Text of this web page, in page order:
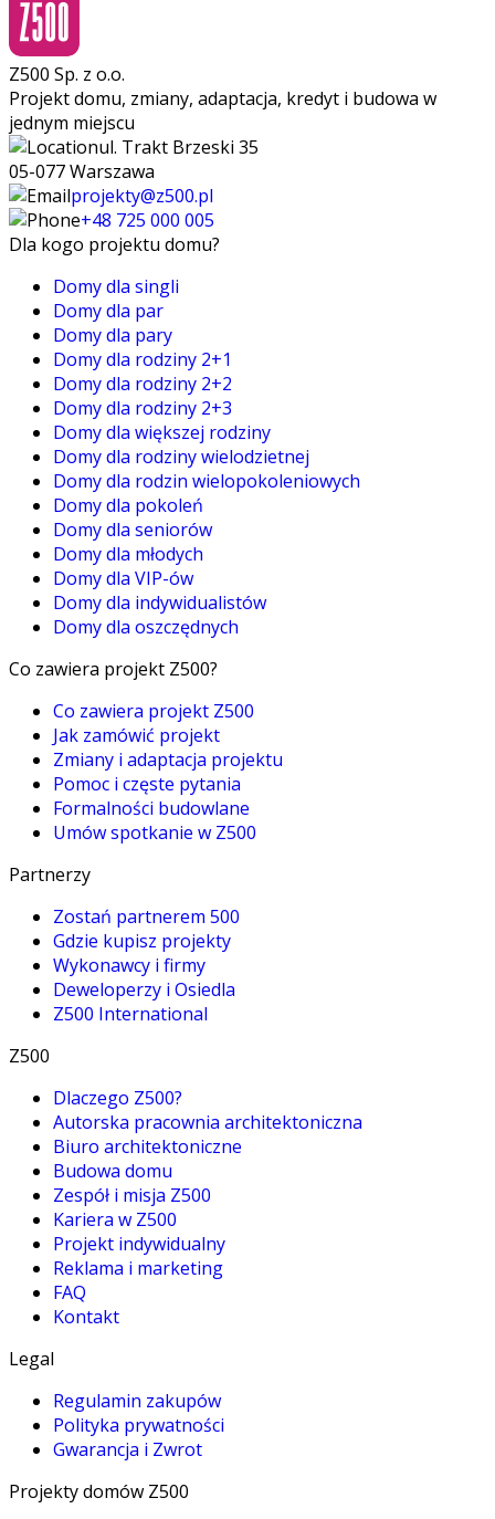
Z500 Sp. z o.o.
Projekt domu, zmiany, adaptacja, kredyt i budowa w
jednym miejscu
ul. Trakt Brzeski 35
05-077 Warszawa
projekty@z500.pl
+48 725 000 005
Dla kogo projektu domu?
Domy dla singli
Domy dla par
Domy dla pary
Domy dla rodziny 2+1
Domy dla rodziny 2+2
Domy dla rodziny 2+3
Domy dla większej rodziny
Domy dla rodziny wielodzietnej
Domy dla rodzin wielopokoleniowych
Domy dla pokoleń
Domy dla seniorów
Domy dla młodych
Domy dla VIP-ów
Domy dla indywidualistów
Domy dla oszczędnych
Co zawiera projekt Z500?
Co zawiera projekt Z500
Jak zamówić projekt
Zmiany i adaptacja projektu
Pomoc i częste pytania
Formalności budowlane
Umów spotkanie w Z500
Partnerzy
Zostań partnerem 500
Gdzie kupisz projekty
Wykonawcy i firmy
Deweloperzy i Osiedla
Z500 International
Z500
Dlaczego Z500?
Autorska pracownia architektoniczna
Biuro architektoniczne
Budowa domu
Zespół i misja Z500
Kariera w Z500
Projekt indywidualny
Reklama i marketing
FAQ
Kontakt
Legal
Regulamin zakupów
Polityka prywatności
Gwarancja i Zwrot
Projekty domów Z500